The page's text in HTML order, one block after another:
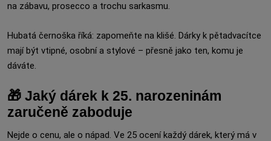
na zábavu, prosecco a trochu sarkasmu.
Hubatá černoška říká: zapomeňte na klišé. Dárky k pětadvacítce
mají být vtipné, osobní a stylové – přesně jako ten, komu je
dáváte.
🎁 Jaký dárek k 25. narozeninám
zaručeně zaboduje
Nejde o cenu, ale o nápad. Ve 25 ocení každý dárek, který má v